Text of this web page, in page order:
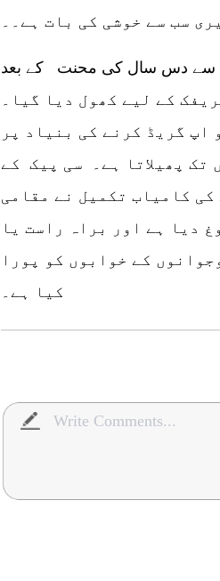
سب سے خوشی کی بات ہے۔۔
سے دس سال کی محنت کے بعد
طور پر ٹریفک کے لیے کھول دیا گیا۔
اپ گریڈ کرنے کی بنیاد پر
تک پھیلاتا ہے۔ سی پیک کے
کامیاب تکمیل نے مقامی
دیا ہے اور براہ راست یا
کے خوابوں کو پورا
کیا ہے۔